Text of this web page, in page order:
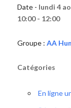
Date - lundi 4
10:00 - 12:00
Groupe : AA
Catégories
En ligne